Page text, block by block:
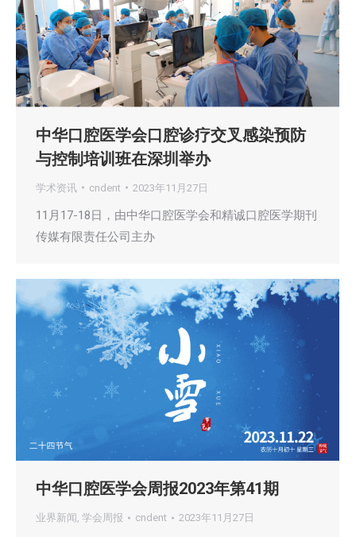
中华口腔医学会口腔诊疗交叉感染预防
与控制培训班在深圳举办
学术资讯 cndent 2023年11月27日
11月17-18日，由中华口腔医学会和精诚口腔医学期刊
传媒有限责任公司主办
中华口腔医学会周报2023年第41期
业界新闻 , 学会周报 cndent 2023年11月27日